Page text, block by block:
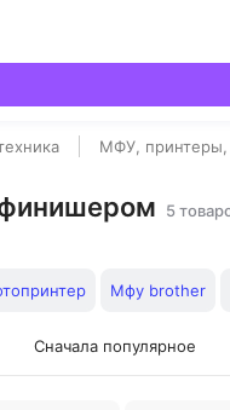
МФУ, принтеры,
5
Мфу brother
Сначала популярное